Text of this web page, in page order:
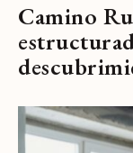
Camino